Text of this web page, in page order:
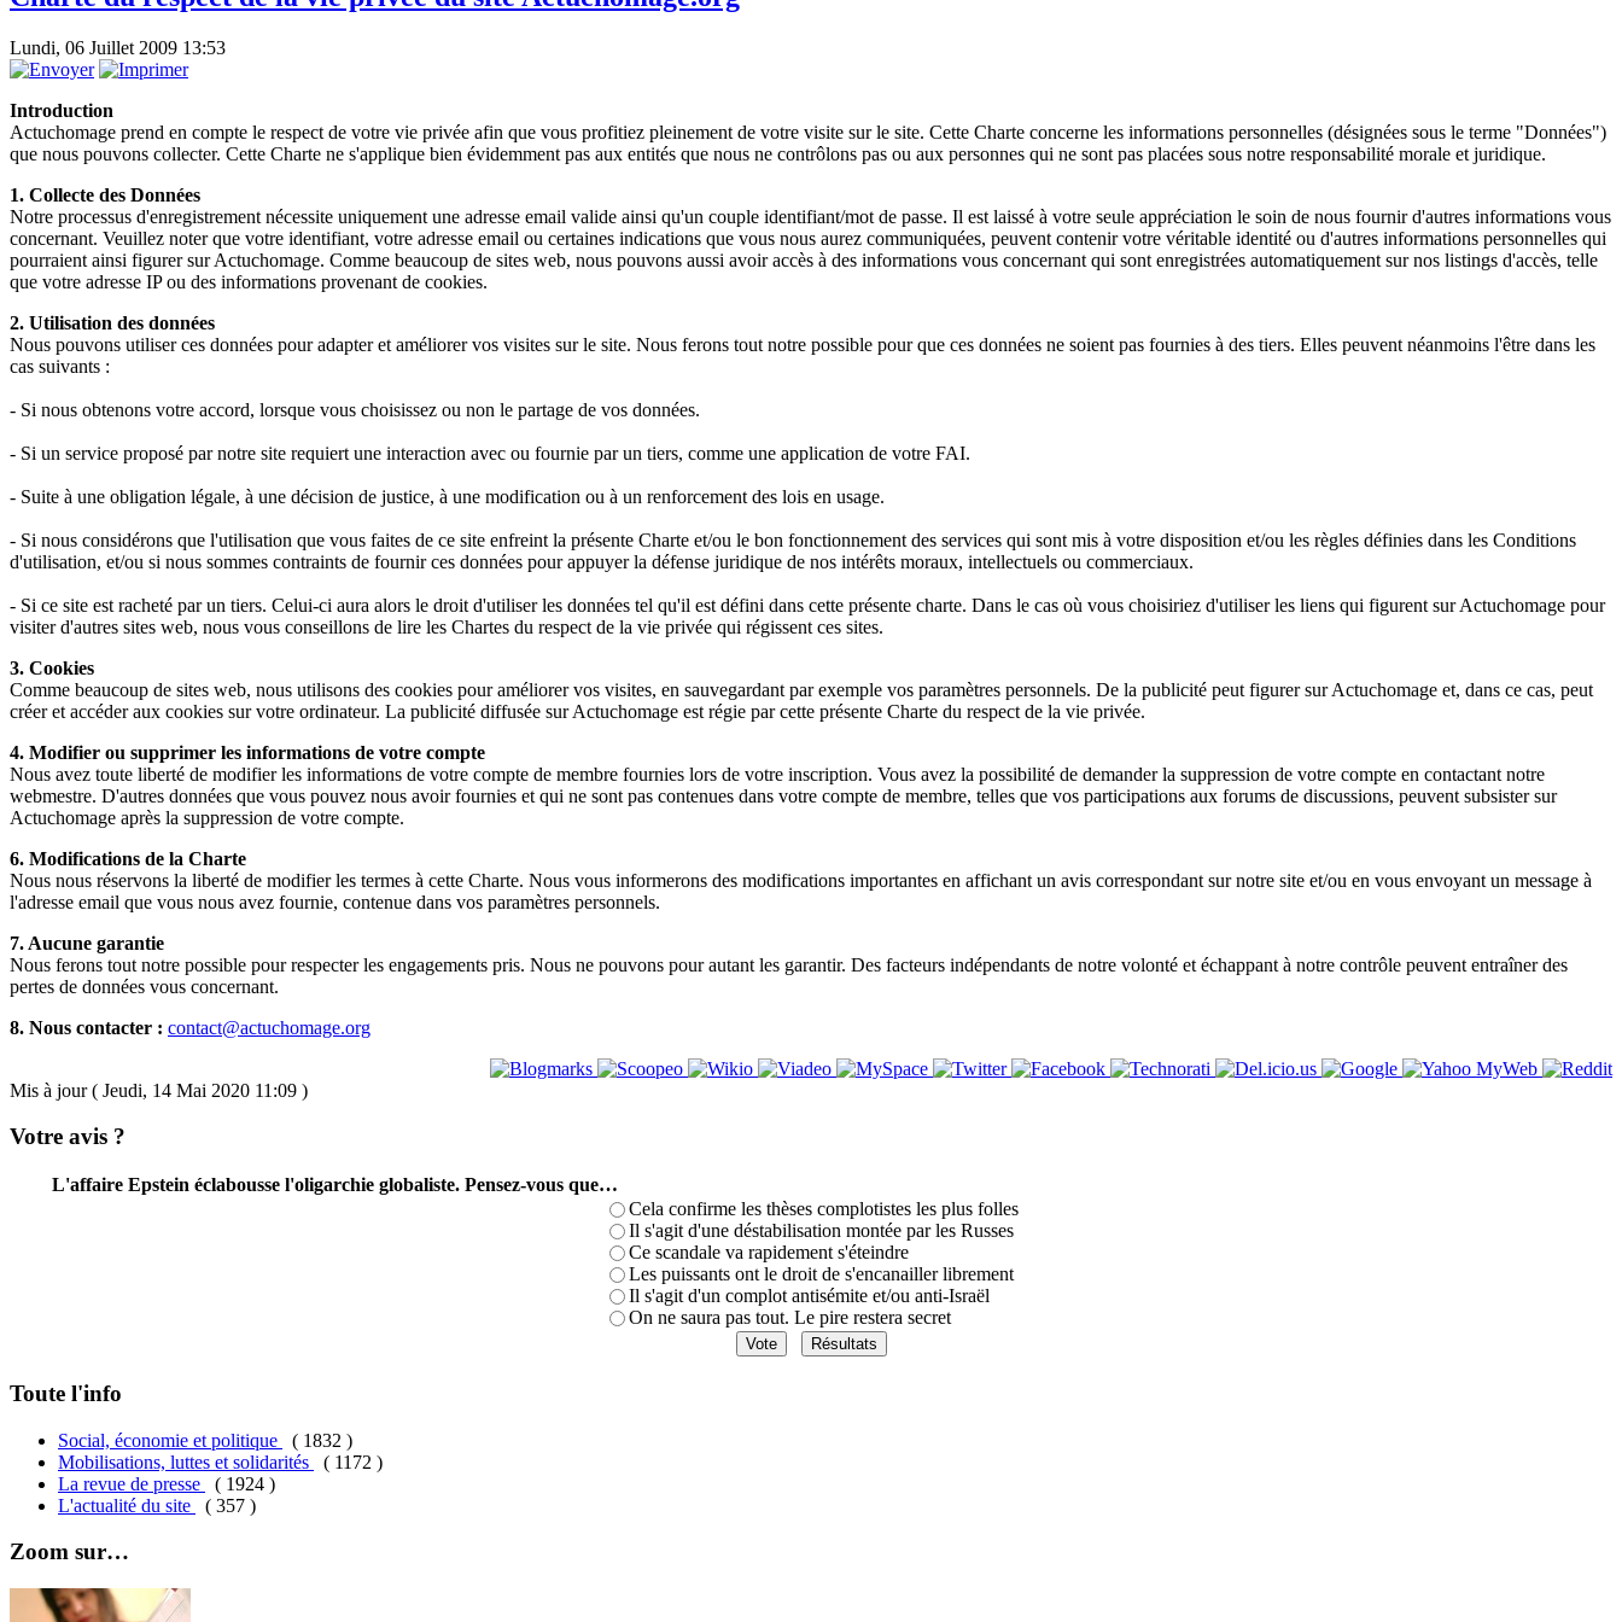
Lundi, 06 Juillet 2009 13:53
Introduction
Actuchomage prend en compte le respect de votre vie privée afin que vous profitiez pleinement de votre visite sur le site. Cette Charte concerne les informations personnelles (désignées sous le terme "Données")
que nous pouvons collecter. Cette Charte ne s'applique bien évidemment pas aux entités que nous ne contrôlons pas ou aux personnes qui ne sont pas placées sous notre responsabilité morale et juridique.
1. Collecte des Données
Notre processus d'enregistrement nécessite uniquement une adresse email valide ainsi qu'un couple identifiant/mot de passe. Il est laissé à votre seule appréciation le soin de nous fournir d'autres informations vous
concernant. Veuillez noter que votre identifiant, votre adresse email ou certaines indications que vous nous aurez communiquées, peuvent contenir votre véritable identité ou d'autres informations personnelles qui
pourraient ainsi figurer sur Actuchomage. Comme beaucoup de sites web, nous pouvons aussi avoir accès à des informations vous concernant qui sont enregistrées automatiquement sur nos listings d'accès, telle
que votre adresse IP ou des informations provenant de cookies.
2. Utilisation des données
Nous pouvons utiliser ces données pour adapter et améliorer vos visites sur le site. Nous ferons tout notre possible pour que ces données ne soient pas fournies à des tiers. Elles peuvent néanmoins l'être dans les
cas suivants :
- Si nous obtenons votre accord, lorsque vous choisissez ou non le partage de vos données.
- Si un service proposé par notre site requiert une interaction avec ou fournie par un tiers, comme une application de votre FAI.
- Suite à une obligation légale, à une décision de justice, à une modification ou à un renforcement des lois en usage.
- Si nous considérons que l'utilisation que vous faites de ce site enfreint la présente Charte et/ou le bon fonctionnement des services qui sont mis à votre disposition et/ou les règles définies dans les Conditions
d'utilisation, et/ou si nous sommes contraints de fournir ces données pour appuyer la défense juridique de nos intérêts moraux, intellectuels ou commerciaux.
- Si ce site est racheté par un tiers. Celui-ci aura alors le droit d'utiliser les données tel qu'il est défini dans cette présente charte. Dans le cas où vous choisiriez d'utiliser les liens qui figurent sur Actuchomage pour
visiter d'autres sites web, nous vous conseillons de lire les Chartes du respect de la vie privée qui régissent ces sites.
3. Cookies
Comme beaucoup de sites web, nous utilisons des cookies pour améliorer vos visites, en sauvegardant par exemple vos paramètres personnels. De la publicité peut figurer sur Actuchomage et, dans ce cas, peut
créer et accéder aux cookies sur votre ordinateur. La publicité diffusée sur Actuchomage est régie par cette présente Charte du respect de la vie privée.
4. Modifier ou supprimer les informations de votre compte
Nous avez toute liberté de modifier les informations de votre compte de membre fournies lors de votre inscription. Vous avez la possibilité de demander la suppression de votre compte en contactant notre
webmestre. D'autres données que vous pouvez nous avoir fournies et qui ne sont pas contenues dans votre compte de membre, telles que vos participations aux forums de discussions, peuvent subsister sur
Actuchomage après la suppression de votre compte.
6. Modifications de la Charte
Nous nous réservons la liberté de modifier les termes à cette Charte. Nous vous informerons des modifications importantes en affichant un avis correspondant sur notre site et/ou en vous envoyant un message à
l'adresse email que vous nous avez fournie, contenue dans vos paramètres personnels.
7. Aucune garantie
Nous ferons tout notre possible pour respecter les engagements pris. Nous ne pouvons pour autant les garantir. Des facteurs indépendants de notre volonté et échappant à notre contrôle peuvent entraîner des
pertes de données vous concernant.
8. Nous contacter : contact@actuchomage.org
Mis à jour ( Jeudi, 14 Mai 2020 11:09 )
Votre avis ?
L'affaire Epstein éclabousse l'oligarchie globaliste. Pensez-vous que…
Cela confirme les thèses complotistes les plus folles
Il s'agit d'une déstabilisation montée par les Russes
Ce scandale va rapidement s'éteindre
Les puissants ont le droit de s'encanailler librement
Il s'agit d'un complot antisémite et/ou anti-Israël
On ne saura pas tout. Le pire restera secret
Toute l'info
Social, économie et politique
( 1832 )
Mobilisations, luttes et solidarités
( 1172 )
La revue de presse
( 1924 )
L'actualité du site
( 357 )
Zoom sur…